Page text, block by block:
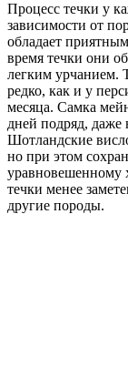
Процесс течки у
зависимости от
обладает
время течки они
легким урчанием.
редко, как и у
месяца. Самка
дней подряд, даже
Шотландские
но при этом
уравновешенному
течки менее
другие породы.